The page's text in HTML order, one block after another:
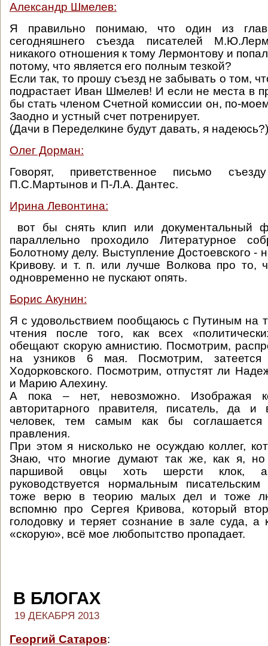
Александр Шмелев:
Я правильно понимаю, что один из
сегодняшнего съезда писателей
никакого отношения к тому Лермонтову и
потому, что является его полным тезкой?
Если так, то прошу съезд не забывать о том,
подрастает Иван Шмелев! И если не места в
бы стать членом Счетной комиссии он, по-
Заодно и устный счет потренирует.
(Дачи в Переделкине будут давать, я надеюсь?)
Олег Дорман:
Говорят, приветственное письмо
П.С.Мартынов и П-Л.А. Дантес.
Ирина Левонтина:
вот бы снять клип или документальный
параллельно проходило Литературное
Болотному делу. Выступление Достоевского -
Кривову. и т. п. или лучше Волкова про то,
одновременно не пускают опять.
Борис Акунин:
Я с удовольствием пообщаюсь с Путиным на
чтения после того, как всех
обещают скорую амнистию. Посмотрим,
на узников 6 мая. Посмотрим,
Ходорковского. Посмотрим, отпустят ли
и Марию Алехину.
А пока – нет, невозможно. Изображая
авторитарного правителя, писатель, да и
человек, тем самым как бы
правления.
При этом я нисколько не осуждаю коллег,
Знаю, что многие думают так же, как я, но
паршивой овцы хоть шерсти клок, а
руководствуется нормальным
тоже верю в теорию малых дел и тоже
вспомню про Сергея Кривова, который
голодовку и теряет сознание в зале суда, а
«скорую», всё мое любопытство пропадает.
В БЛОГАХ
19 ДЕКАБРЯ 2013
Георгий Сатаров: